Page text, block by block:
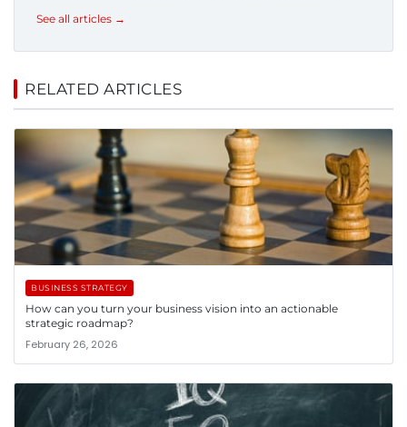
See all articles →
RELATED ARTICLES
BUSINESS STRATEGY
How can you turn your business vision into an actionable
strategic roadmap?
February 26, 2026